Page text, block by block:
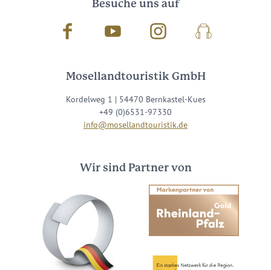
Besuche uns auf
Facebook Youtube InstagramPodcast
Mosellandtouristik GmbH
Kordelweg 1 | 54470 Bernkastel-Kues
+49 (0)6531-97330
info@mosellandtouristik.de
Wir sind Partner von